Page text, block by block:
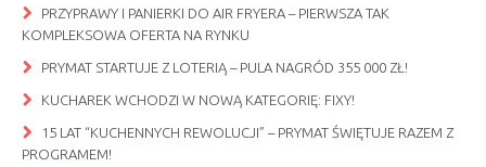
PRZYPRAWY I PANIERKI DO AIR FRYERA – PIERWSZA TAK
KOMPLEKSOWA OFERTA NA RYNKU
PRYMAT STARTUJE Z LOTERIĄ – PULA NAGRÓD 355 000 ZŁ!
KUCHAREK WCHODZI W NOWĄ KATEGORIĘ: FIXY!
15 LAT “KUCHENNYCH REWOLUCJI” – PRYMAT ŚWIĘTUJE RAZEM Z
PROGRAMEM!